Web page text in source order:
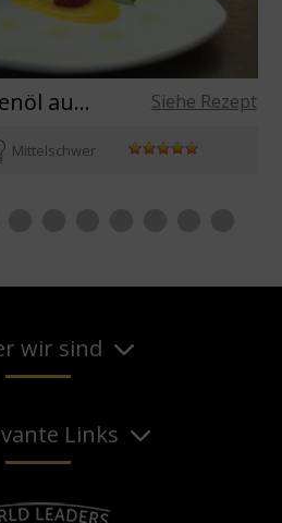
Törtchen mit Olivenöl aus Spanien Virgen Extra Siehe Rezept
Mittelschwer
wir sind
Links